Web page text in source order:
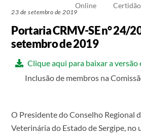
Online
Certidão
23 de setembro de 2019
Portaria CRMV-SE n° 24/
setembro de 2019
Clique aqui para baixar a versão
Inclusão de membros na
O Presidente do Conselho Regional
Veterinária do Estado de Sergipe, no